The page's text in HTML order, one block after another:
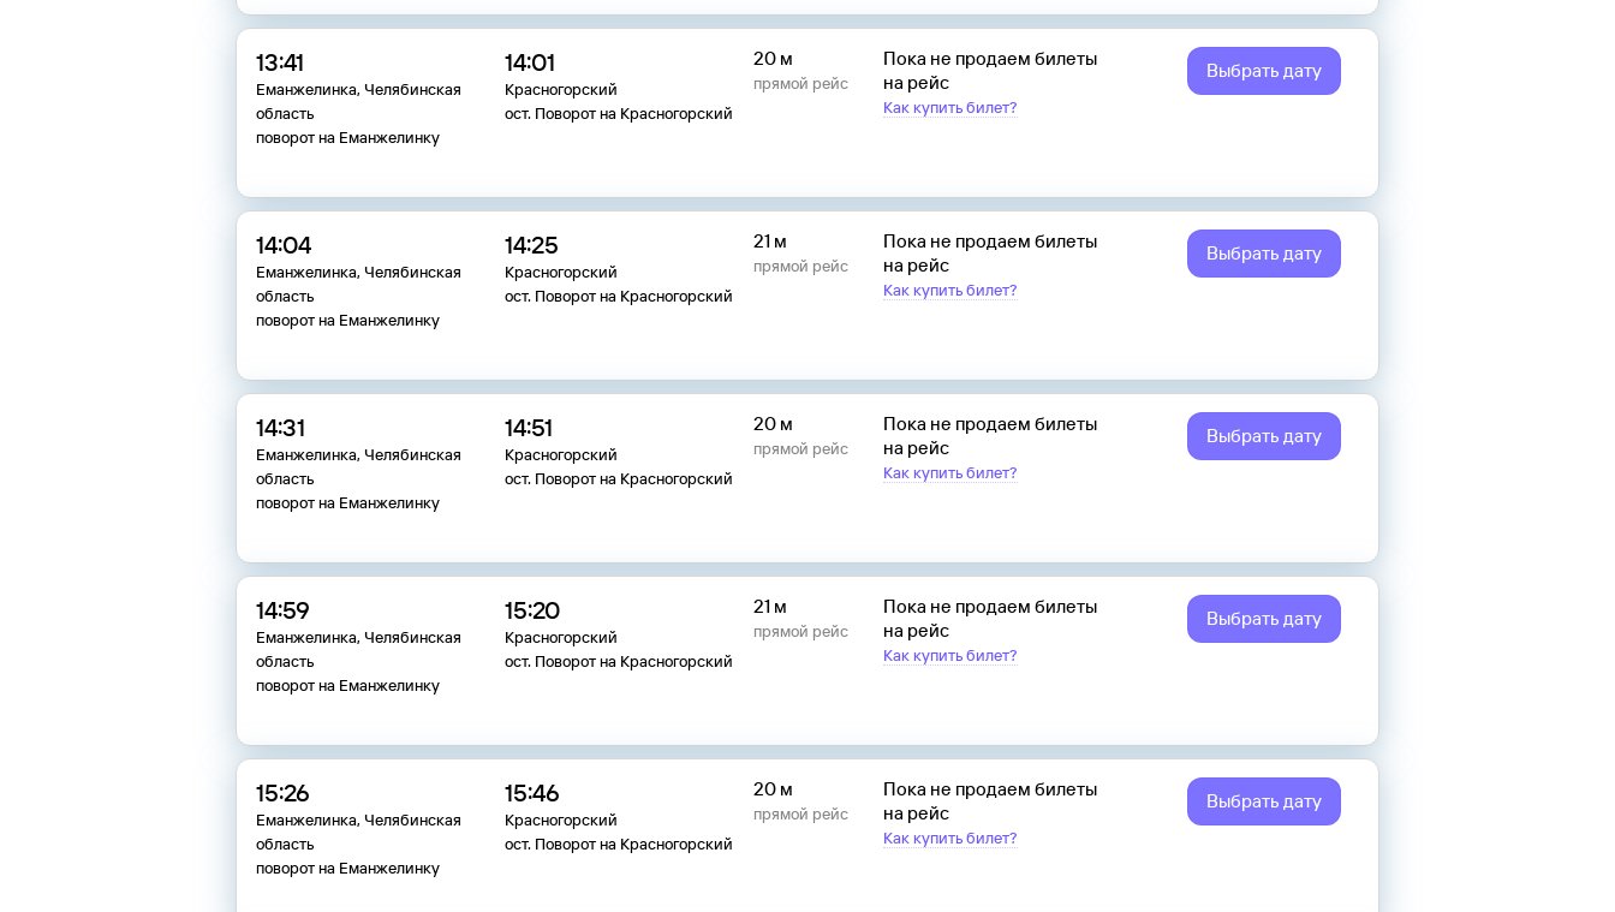
13:41
Еманжелинка, Челябинская
область
поворот на Еманжелинку
14:01
Красногорский
ост. Поворот на Красногорский
20 м
прямой рейс
Пока не продаем билеты
на рейс
Как купить билет?
Выбрать дату
14:04
Еманжелинка, Челябинская
область
поворот на Еманжелинку
14:25
Красногорский
ост. Поворот на Красногорский
21 м
прямой рейс
Пока не продаем билеты
на рейс
Как купить билет?
Выбрать дату
14:31
Еманжелинка, Челябинская
область
поворот на Еманжелинку
14:51
Красногорский
ост. Поворот на Красногорский
20 м
прямой рейс
Пока не продаем билеты
на рейс
Как купить билет?
Выбрать дату
14:59
Еманжелинка, Челябинская
область
поворот на Еманжелинку
15:20
Красногорский
ост. Поворот на Красногорский
21 м
прямой рейс
Пока не продаем билеты
на рейс
Как купить билет?
Выбрать дату
15:26
Еманжелинка, Челябинская
область
поворот на Еманжелинку
15:46
Красногорский
ост. Поворот на Красногорский
20 м
прямой рейс
Пока не продаем билеты
на рейс
Как купить билет?
Выбрать дату